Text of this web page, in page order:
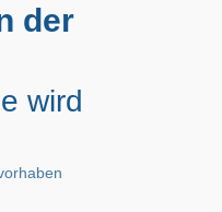
der
wird